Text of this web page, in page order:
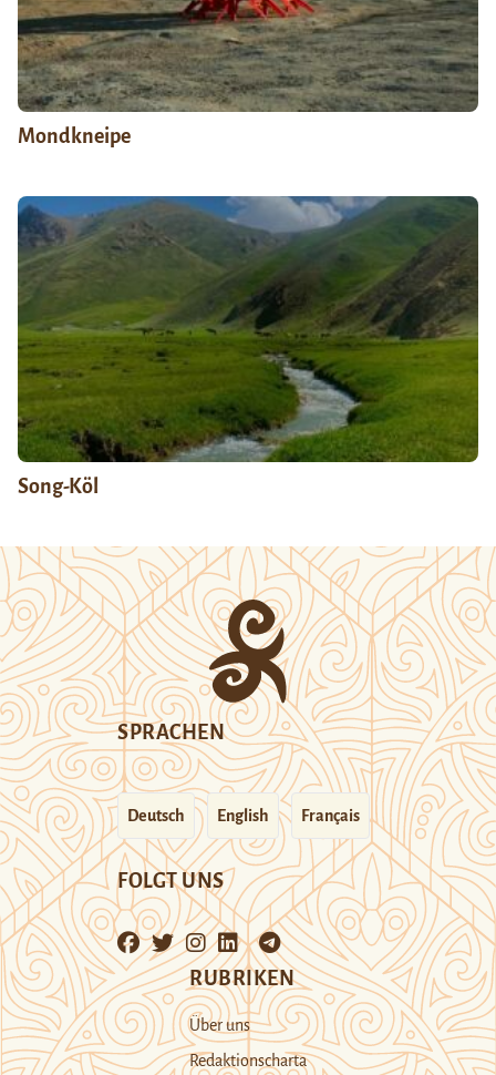
Mondkneipe
Song-Köl
SPRACHEN
Deutsch English Français
FOLGT UNS
RUBRIKEN
Über uns
Redaktionscharta